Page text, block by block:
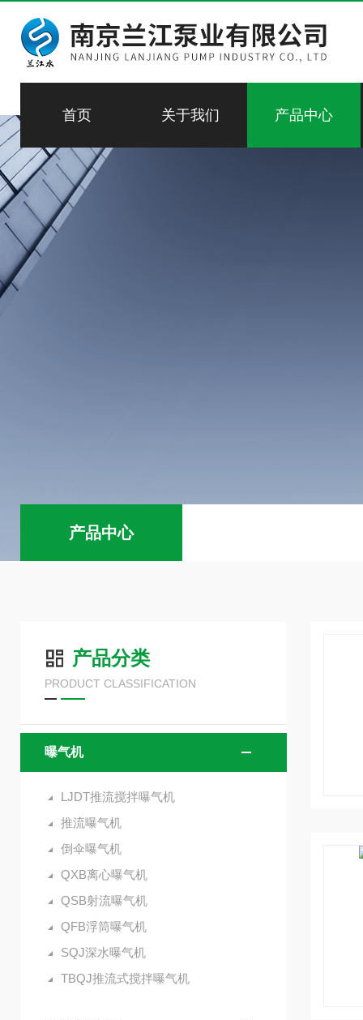
首页 关于我们 产品中心
产品中心
产品分类
PRODUCT CLASSIFICATION
曝气机
LJDT推流搅拌曝气机
推流曝气机
倒伞曝气机
QXB离心曝气机
QSB射流曝气机
QFB浮筒曝气机
SQJ深水曝气机
TBQJ推流式搅拌曝气机